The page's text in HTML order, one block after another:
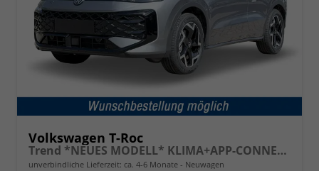
Volkswagen T-Roc
Trend *NEUES MODELL* KLIMA+APP-CONNECT+PDC+LED
unverbindliche Lieferzeit: ca. 4-6 Monate Neuwagen